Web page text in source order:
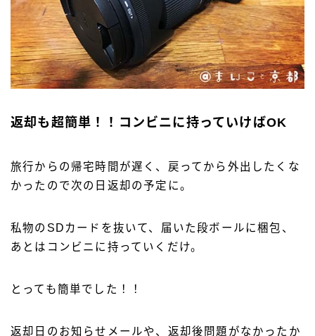
返却も超簡単！！コンビニに持っていけばOK
旅行からの帰宅時間が遅く、戻ってから外出したくな
かったので次の日返却の予定に。
私物のSDカードを抜いて、届いた段ボールに梱包、
あとはコンビニに持っていくだけ。
とっても簡単でした！！
返却日のお知らせメールや、返却後問題がなかったか